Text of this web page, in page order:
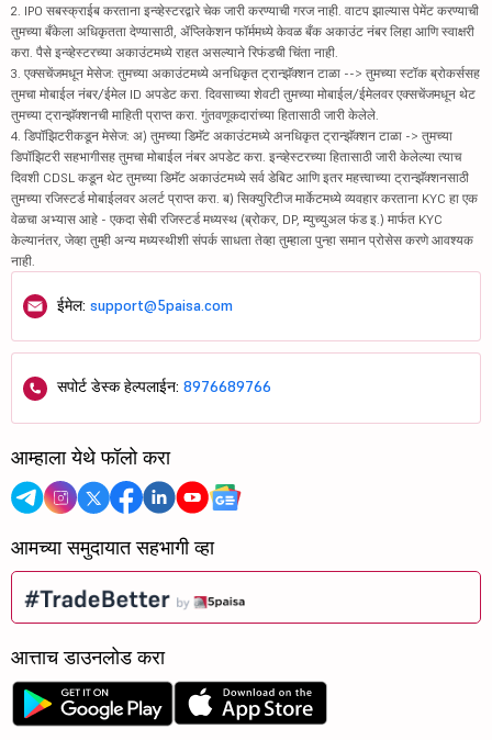
2. IPO सबस्क्राईब करताना इन्व्हेस्टरद्वारे चेक जारी करण्याची गरज नाही. वाटप झाल्यास पेमेंट करण्याची
तुमच्या बँकेला अधिकृतता देण्यासाठी, ॲप्लिकेशन फॉर्ममध्ये केवळ बँक अकाउंट नंबर लिहा आणि स्वाक्षरी
करा. पैसे इन्व्हेस्टरच्या अकाउंटमध्ये राहत असल्याने रिफंडची चिंता नाही.
3. एक्सचेंजमधून मेसेज: तुमच्या अकाउंटमध्ये अनधिकृत ट्रान्झॅक्शन टाळा --> तुमच्या स्टॉक ब्रोकर्ससह
तुमचा मोबाईल नंबर/ईमेल ID अपडेट करा. दिवसाच्या शेवटी तुमच्या मोबाईल/ईमेलवर एक्सचेंजमधून थेट
तुमच्या ट्रान्झॅक्शनची माहिती प्राप्त करा. गुंतवणूकदारांच्या हितासाठी जारी केलेले.
4. डिपॉझिटरीकडून मेसेज: अ) तुमच्या डिमॅट अकाउंटमध्ये अनधिकृत ट्रान्झॅक्शन टाळा -> तुमच्या
डिपॉझिटरी सहभागीसह तुमचा मोबाईल नंबर अपडेट करा. इन्व्हेस्टरच्या हितासाठी जारी केलेल्या त्याच
दिवशी CDSL कडून थेट तुमच्या डिमॅट अकाउंटमध्ये सर्व डेबिट आणि इतर महत्त्वाच्या ट्रान्झॅक्शनसाठी
तुमच्या रजिस्टर्ड मोबाईलवर अलर्ट प्राप्त करा. ब) सिक्युरिटीज मार्केटमध्ये व्यवहार करताना KYC हा एक
वेळचा अभ्यास आहे - एकदा सेबी रजिस्टर्ड मध्यस्थ (ब्रोकर, DP, म्युच्युअल फंड इ.) मार्फत KYC
केल्यानंतर, जेव्हा तुम्ही अन्य मध्यस्थीशी संपर्क साधता तेव्हा तुम्हाला पुन्हा समान प्रोसेस करणे आवश्यक
नाही.
ईमेल: support@5paisa.com
सपोर्ट डेस्क हेल्पलाईन: 8976689766
आम्हाला येथे फॉलो करा
आमच्या समुदायात सहभागी व्हा
आत्ताच डाउनलोड करा